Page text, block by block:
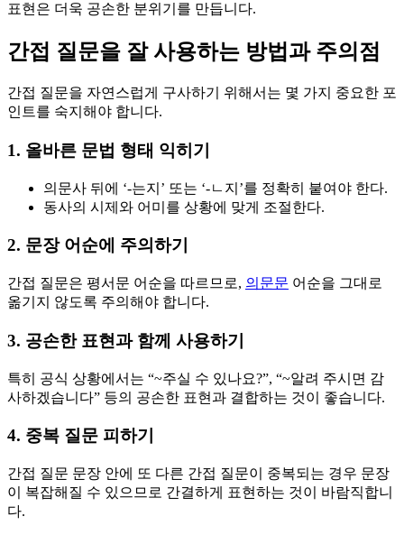
표현은 더욱 공손한 분위기를 만듭니다.
간접 질문을 잘 사용하는 방법과 주의점
간접 질문을 자연스럽게 구사하기 위해서는 몇 가지 중요한 포
인트를 숙지해야 합니다.
1. 올바른 문법 형태 익히기
의문사 뒤에 ‘-는지’ 또는 ‘-ㄴ지’를 정확히 붙여야 한다.
동사의 시제와 어미를 상황에 맞게 조절한다.
2. 문장 어순에 주의하기
간접 질문은 평서문 어순을 따르므로, 의문문 어순을 그대로
옮기지 않도록 주의해야 합니다.
3. 공손한 표현과 함께 사용하기
특히 공식 상황에서는 “~주실 수 있나요?”, “~알려 주시면 감
사하겠습니다” 등의 공손한 표현과 결합하는 것이 좋습니다.
4. 중복 질문 피하기
간접 질문 문장 안에 또 다른 간접 질문이 중복되는 경우 문장
이 복잡해질 수 있으므로 간결하게 표현하는 것이 바람직합니
다.